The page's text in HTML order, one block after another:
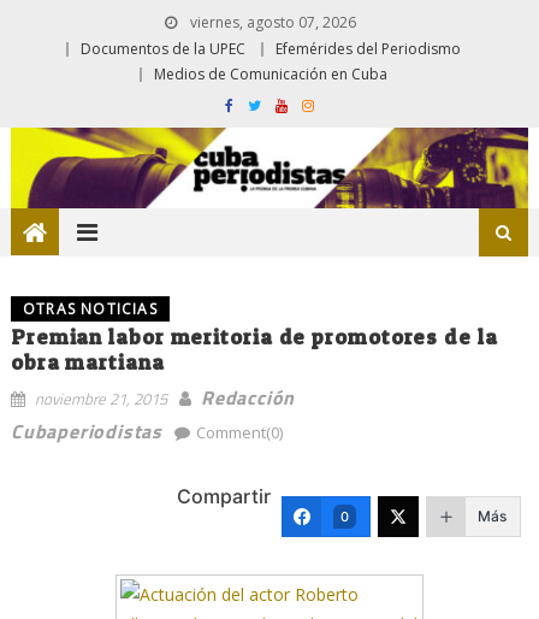
viernes, agosto 07, 2026
Documentos de la UPEC
Efemérides del Periodismo
Medios de Comunicación en Cuba
OTRAS NOTICIAS
Premian labor meritoria de promotores de la
obra martiana
noviembre 21, 2015
Redacción
Cubaperiodistas
Comment(0)
Compartir
0 Más